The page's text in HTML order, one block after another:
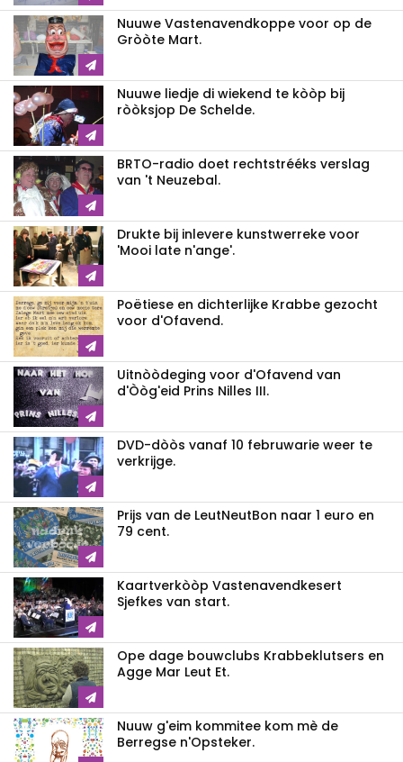
Nuuwe Vastenavendkoppe voor op de
Gròòte Mart.
Nuuwe liedje di wiekend te kòòp bij
ròòksjop De Schelde.
BRTO-radio doet rechtstrééks verslag
van 't Neuzebal.
Drukte bij inlevere kunstwerreke voor
'Mooi late n'ange'.
Poëtiese en dichterlijke Krabbe gezocht
voor d'Ofavend.
Uitnòòdeging voor d'Ofavend van
d'Òòg'eid Prins Nilles III.
DVD-dòòs vanaf 10 februwarie weer te
verkrijge.
Prijs van de LeutNeutBon naar 1 euro en
79 cent.
Kaartverkòòp Vastenavendkesert
Sjefkes van start.
Ope dage bouwclubs Krabbeklutsers en
Agge Mar Leut Et.
Nuuw g'eim kommitee kom mè de
Berregse n'Opsteker.